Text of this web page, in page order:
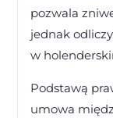
pozwala
jednak
w
Podstawą
umowa